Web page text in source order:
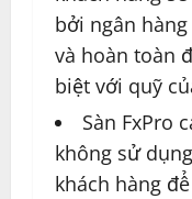
bởi ngân
và hoàn toàn
biệt với quỹ
Sàn FxPro
không sử
khách hàng